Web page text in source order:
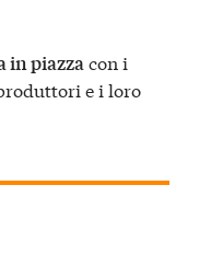
in piazzacon i
e i loro